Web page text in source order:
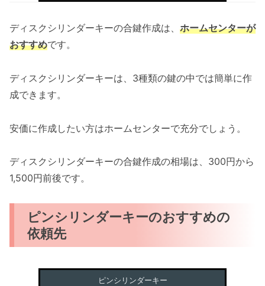
ディスクシリンダーキーの合鍵作成は、 ホームセンターが
おすすめです。
ディスクシリンダーキーは、3種類の鍵の中では簡単に作
成できます。
安価に作成したい方はホームセンターで充分でしょう。
ディスクシリンダーキーの合鍵作成の相場は、300円から
1,500円前後です。
ピンシリンダーキーのおすすめの
依頼先
ピンシリンダーキー